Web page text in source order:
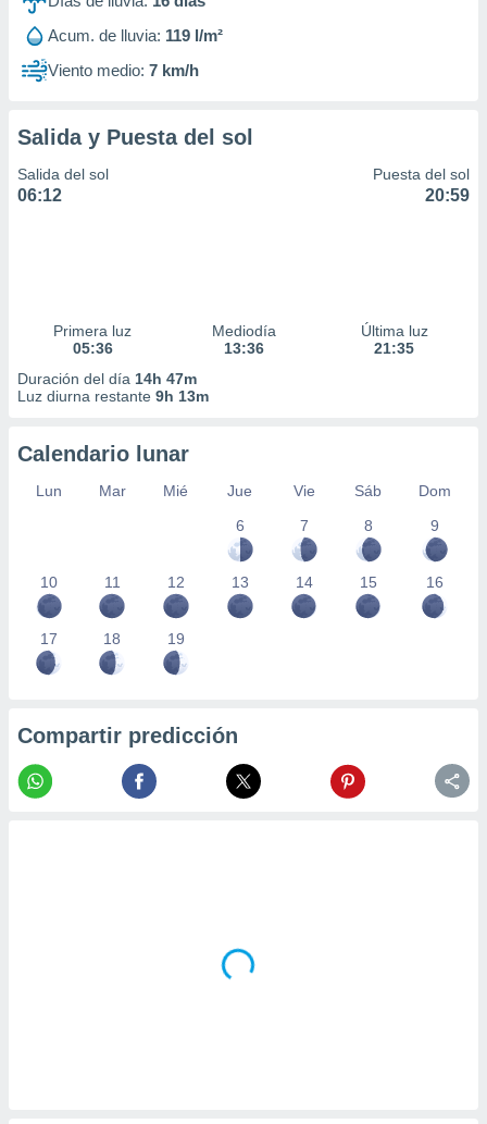
Acum. de lluvia: 119 l/m²
Viento medio: 7 km/h
Salida y Puesta del sol
Salida del sol
06:12
Puesta del sol
20:59
Primera luz
05:36
Mediodía
13:36
Última luz
21:35
Duración del día 14h 47m
Luz diurna restante 9h 13m
Calendario lunar
Lun Mar Mié Jue Vie Sáb
Dom
6
7 8 9
10 11 12 13 14 15 16
17 18 19
Compartir predicción